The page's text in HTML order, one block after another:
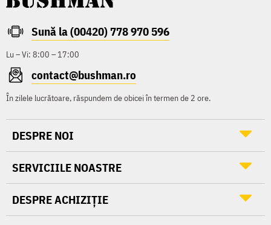
Sună la (00420) 778 970 596
Lu – Vi: 8:00 – 17:00
contact@bushman.ro
În zilele lucrătoare, răspundem de obicei în termen de 2 ore.
DESPRE NOI
SERVICIILE NOASTRE
DESPRE ACHIZIȚIE